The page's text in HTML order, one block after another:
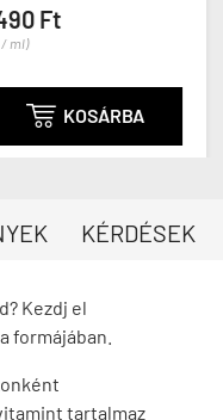
Ft
/ ml)
 KOSÁRBA
KÉRDÉSEK
Kezdj el
formájában.
tartalmaz